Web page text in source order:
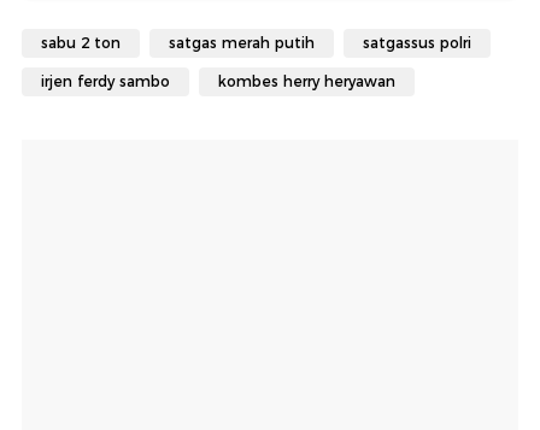
sabu 2 ton satgas merah putih satgassus polri
irjen ferdy sambo kombes herry heryawan